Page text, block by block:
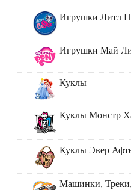
Игрушки Литл
Игрушки Май
Куклы
Куклы Монстр
Куклы Эвер
Машинки,